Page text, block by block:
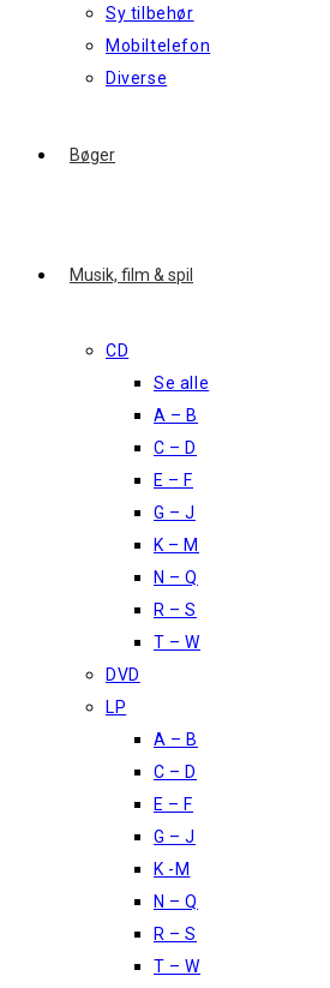
Sy tilbehør
Mobiltelefon
Diverse
Bøger
Musik, film & spil
CD
Se alle
A – B
C – D
E – F
G – J
K – M
N – Q
R – S
T – W
DVD
LP
A – B
C – D
E – F
G – J
K -M
N – Q
R – S
T – W